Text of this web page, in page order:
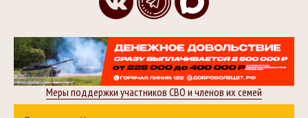
Меры поддержки участников СВО и членов их семей